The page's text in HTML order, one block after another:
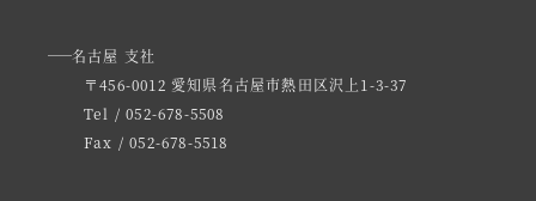
名古屋 支社
〒456-0012 愛知県名古屋市熱田区沢上1-3-37
Tel / 052-678-5508
Fax / 052-678-5518